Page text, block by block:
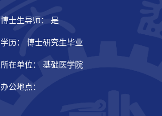
博士生导师： 是
学历： 博士研究生毕业
所在单位： 基础医学院
办公地点：